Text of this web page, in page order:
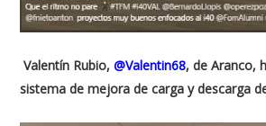
Valentín Rubio,@Valentin68, de Aranco,
sistema de mejora de carga y descarga